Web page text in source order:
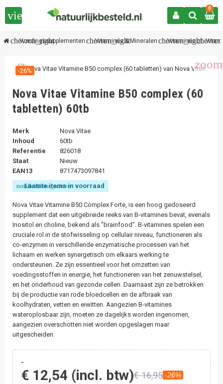
view_headline
0
chevron_right
Voedingssupplementen chevron_right
Vitamines & Mineralen chevron_right
Vitaminen
-26%
Nova Vitae Vitamine B50 complex (60
tabletten) 60tb
Merk
Nova Vitae
Inhoud
60tb
Referentie
826018
Staat
Nieuw
EAN13
8717473097841
notifications_active
Laatste items in voorraad
Nova Vitae Vitamine B50 Complex Forte, is een hoog gedoseerd
supplement dat een uitgebreide reeks van B-vitamines bevat, evenals
Inositol en choline, bekend als "brainfood". B-vitamines spelen een
cruciale rol in de stofwisseling op cellulair niveau, functioneren als
co-enzymen in verschillende enzymatische processen van het
lichaam en werken synergetisch om elkaars werking te
ondersteunen. Ze zijn essentieel voor het omzetten van
voedingsstoffen in energie, het functioneren van het zenuwstelsel,
en het onderhoud van gezonde cellen. Daarnaast zijn ze betrokken
bij de productie van rode bloedcellen en de afbraak van
koolhydraten, vetten en eiwitten. Aangezien B-vitamines
wateroplosbaar zijn, moeten ze dagelijks worden ingenomen,
aangezien overschotten niet worden opgeslagen maar
uitgescheiden.
-
€ 12,54 (incl. btw)€ 16,95 -26%